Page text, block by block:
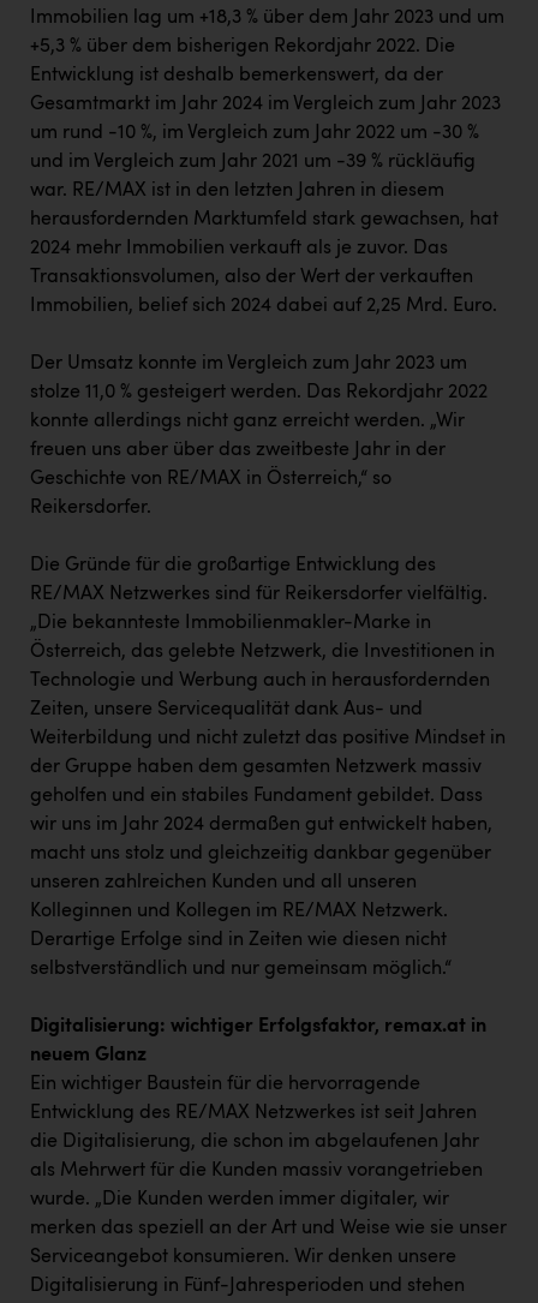
Immobilien lag um +18,3 % über dem Jahr 2023 und um
+5,3 % über dem bisherigen Rekordjahr 2022. Die
Entwicklung ist deshalb bemerkenswert, da der
Gesamtmarkt im Jahr 2024 im Vergleich zum Jahr 2023
um rund -10 %, im Vergleich zum Jahr 2022 um -30 %
und im Vergleich zum Jahr 2021 um -39 % rückläufig
war. RE/MAX ist in den letzten Jahren in diesem
herausfordernden Marktumfeld stark gewachsen, hat
2024 mehr Immobilien verkauft als je zuvor. Das
Transaktionsvolumen, also der Wert der verkauften
Immobilien, belief sich 2024 dabei auf 2,25 Mrd. Euro.
Der Umsatz konnte im Vergleich zum Jahr 2023 um
stolze 11,0 % gesteigert werden. Das Rekordjahr 2022
konnte allerdings nicht ganz erreicht werden. „Wir
freuen uns aber über das zweitbeste Jahr in der
Geschichte von RE/MAX in Österreich,“ so
Reikersdorfer.
Die Gründe für die großartige Entwicklung des
RE/MAX Netzwerkes sind für Reikersdorfer vielfältig.
„Die bekannteste Immobilienmakler-Marke in
Österreich, das gelebte Netzwerk, die Investitionen in
Technologie und Werbung auch in herausfordernden
Zeiten, unsere Servicequalität dank Aus- und
Weiterbildung und nicht zuletzt das positive Mindset in
der Gruppe haben dem gesamten Netzwerk massiv
geholfen und ein stabiles Fundament gebildet. Dass
wir uns im Jahr 2024 dermaßen gut entwickelt haben,
macht uns stolz und gleichzeitig dankbar gegenüber
unseren zahlreichen Kunden und all unseren
Kolleginnen und Kollegen im RE/MAX Netzwerk.
Derartige Erfolge sind in Zeiten wie diesen nicht
selbstverständlich und nur gemeinsam möglich.“
Digitalisierung: wichtiger Erfolgsfaktor, remax.at in
neuem Glanz
Ein wichtiger Baustein für die hervorragende
Entwicklung des RE/MAX Netzwerkes ist seit Jahren
die Digitalisierung, die schon im abgelaufenen Jahr
als Mehrwert für die Kunden massiv vorangetrieben
wurde. „Die Kunden werden immer digitaler, wir
merken das speziell an der Art und Weise wie sie unser
Serviceangebot konsumieren. Wir denken unsere
Digitalisierung in Fünf-Jahresperioden und stehen